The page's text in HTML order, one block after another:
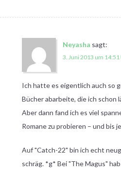
Neyasha sagt:
3. Juni 2013 um 14:51
Ich hatte es eigentlich auch so
Bücher abarbeite, die ich schon
Aber dann fand ich es viel
Romane zu probieren – und bis
Auf "Catch-22" bin ich echt
schräg. *g* Bei "The Magus"